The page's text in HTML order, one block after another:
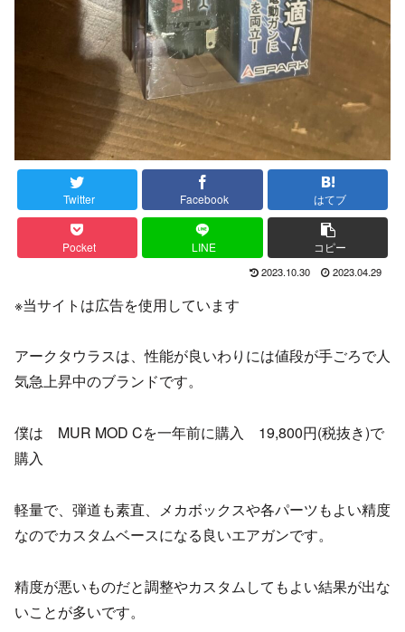
Twitter Facebook はてブ
Pocket LINE コピー
2023.10.30 2023.04.29
※当サイトは広告を使用しています
アークタウラスは、性能が良いわりには値段が手ごろで人
気急上昇中のブランドです。
僕は MUR MOD Cを一年前に購入 19,800円(税抜き)で
購入
軽量で、弾道も素直、メカボックスや各パーツもよい精度
なのでカスタムベースになる良いエアガンです。
精度が悪いものだと調整やカスタムしてもよい結果が出な
いことが多いです。